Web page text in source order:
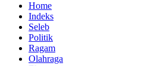
Home
Indeks
Seleb
Politik
Ragam
Olahraga